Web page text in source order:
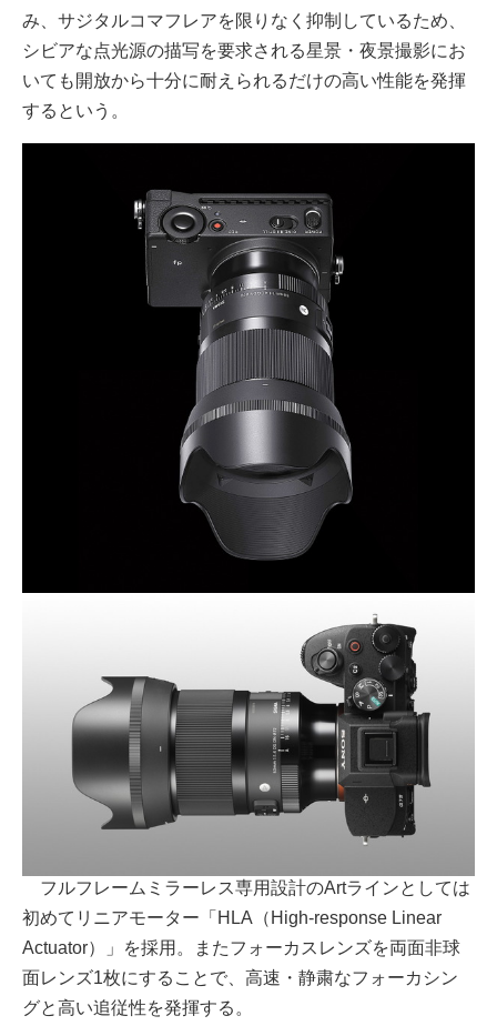
み、サジタルコマフレアを限りなく抑制しているため、
シビアな点光源の描写を要求される星景・夜景撮影にお
いても開放から十分に耐えられるだけの高い性能を発揮
するという。
フルフレームミラーレス専用設計のArtラインとしては
初めてリニアモーター「HLA（High-response Linear
Actuator）」を採用。またフォーカスレンズを両面非球
面レンズ1枚にすることで、高速・静粛なフォーカシン
グと高い追従性を発揮する。